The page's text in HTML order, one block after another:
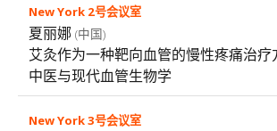
夏丽娜 (中国)
艾灸作为一种靶向血管的慢性疼痛治疗
中医与现代血管生物学